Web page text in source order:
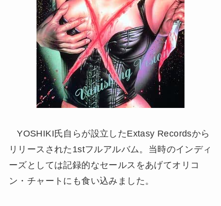
YOSHIKI氏自らが設立したExtasy Recordsから
リリースされた1stフルアルバム。当時のインディ
ーズとしては記録的なセールスをあげてオリコ
ン・チャートにも食い込みました。